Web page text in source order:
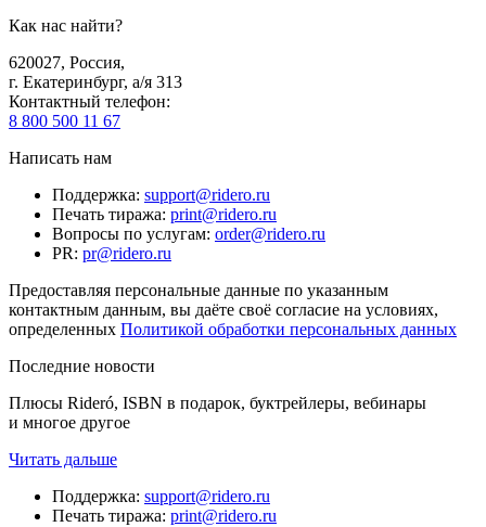
Как нас найти?
620027, Россия,
г. Екатеринбург, а/я 313
Контактный телефон:
8 800 500 11 67
Написать нам
Поддержка: support@ridero.ru
Печать тиража: print@ridero.ru
Вопросы по услугам: order@ridero.ru
PR: pr@ridero.ru
Предоставляя персональные данные по указанным
контактным данным, вы даёте своё согласие на условиях,
определенных Политикой обработки персональных данных
Последние новости
Плюсы Rideró, ISBN в подарок, буктрейлеры, вебинары
и многое другое
Читать дальше
Поддержка: support@ridero.ru
Печать тиража: print@ridero.ru